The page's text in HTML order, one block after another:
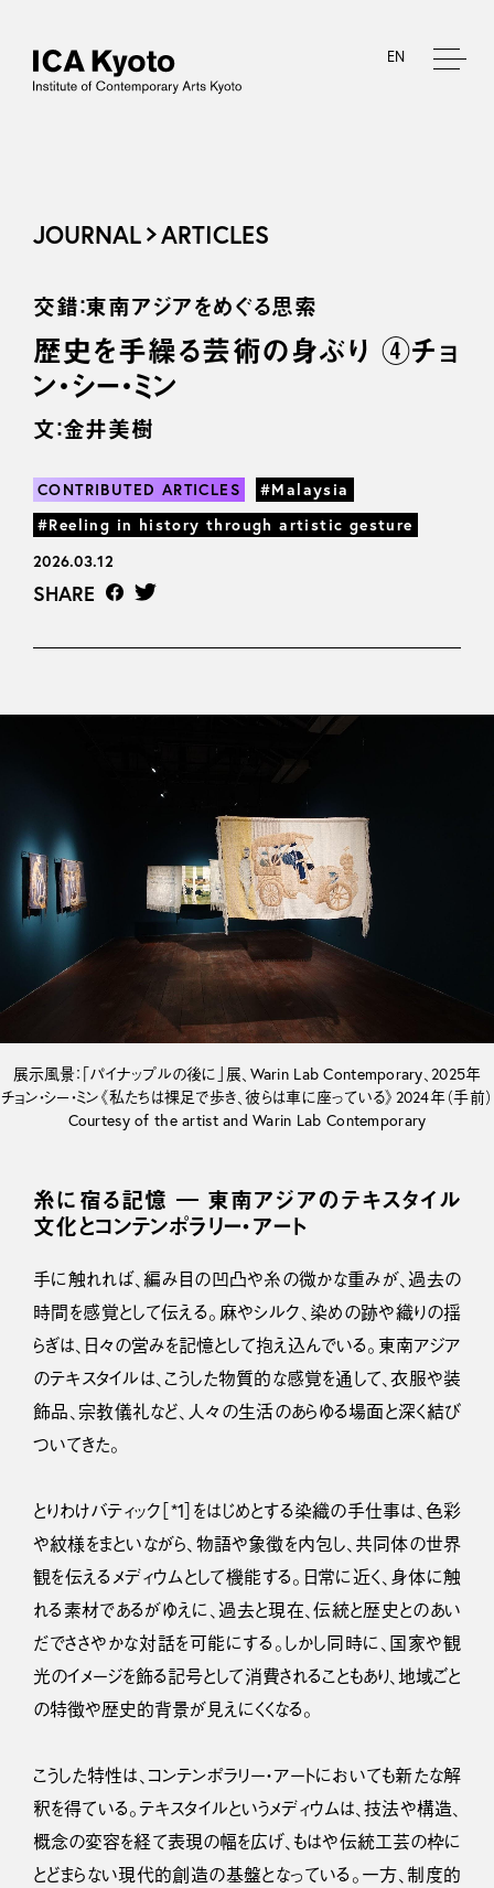
EN
JOURNAL ARTICLES
交錯：東南アジアをめぐる思索
歴史を手繰る芸術の身ぶり ④チョ
ン・シー・ミン
文：金井美樹
CONTRIBUTED ARTICLES
#Malaysia
#Reeling in history through artistic gesture
2026.03.12
SHARE
展示風景：「パイナップルの後に」展、Warin Lab Contemporary、2025年
チョン・シー・ミン《私たちは裸足で歩き、彼らは車に座っている》2024年（手前）
Courtesy of the artist and Warin Lab Contemporary
糸に宿る記憶 ― 東南アジアのテキスタイル
文化とコンテンポラリー・アート
手に触れれば、編み目の凹凸や糸の微かな重みが、過去の
時間を感覚として伝える。麻やシルク、染めの跡や織りの揺
らぎは、日々の営みを記憶として抱え込んでいる。東南アジア
のテキスタイルは、こうした物質的な感覚を通して、衣服や装
飾品、宗教儀礼など、人々の生活のあらゆる場面と深く結び
ついてきた。
とりわけバティック［*1］をはじめとする染織の手仕事は、色彩
や紋様をまといながら、物語や象徴を内包し、共同体の世界
観を伝えるメディウムとして機能する。日常に近く、身体に触
れる素材であるがゆえに、過去と現在、伝統と歴史とのあい
だでささやかな対話を可能にする。しかし同時に、国家や観
光のイメージを飾る記号として消費されることもあり、地域ごと
の特徴や歴史的背景が見えにくくなる。
こうした特性は、コンテンポラリー・アートにおいても新たな解
釈を得ている。テキスタイルというメディウムは、技法や構造、
概念の変容を経て表現の幅を広げ、もはや伝統工芸の枠に
とどまらない現代的創造の基盤となっている。一方、制度的